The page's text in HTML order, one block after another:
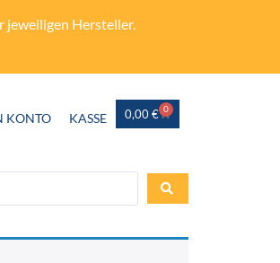
jeweiligen Hersteller.
KONTO KASSE 0,00€ 0